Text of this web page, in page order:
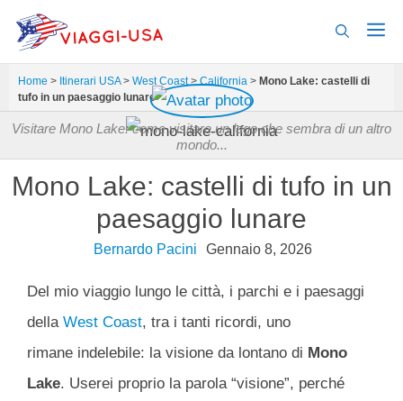
contenuto
Home > Itinerari USA> West Coast>California > Mono Lake: castelli di
tufo in un paesaggio lunare
Visitare Mono Lake: come visitare un lago che sembra di un altro
mondo...
Mono Lake: castelli di tufo in un
paesaggio lunare
Bernardo Pacini Gennaio 8, 2026
Del mio viaggio lungo le città, i parchi e i paesaggi
della West Coast, tra i tanti ricordi, uno
rimane indelebile: la visione da lontano di Mono
Lake. Userei proprio la parola “visione”, perché